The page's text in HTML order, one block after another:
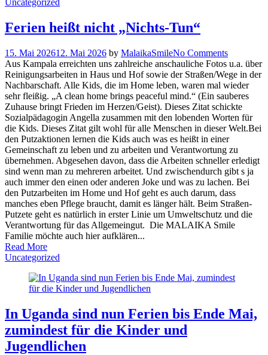
Uncategorized
Ferien heißt nicht „Nichts-Tun“
15. Mai 202612. Mai 2026 by MalaikaSmileNo Comments
Aus Kampala erreichten uns zahlreiche anschauliche Fotos u.a. über
Reinigungsarbeiten in Haus und Hof sowie der Straßen/Wege in der
Nachbarschaft. Alle Kids, die im Home leben, waren mal wieder
sehr fleißig. „A clean home brings peaceful mind.“ (Ein sauberes
Zuhause bringt Frieden im Herzen/Geist). Dieses Zitat schickte
Sozialpädagogin Angella zusammen mit den lobenden Worten für
die Kids. Dieses Zitat gilt wohl für alle Menschen in dieser Welt.Bei
den Putzaktionen lernen die Kids auch was es heißt in einer
Gemeinschaft zu leben und zu arbeiten und Verantwortung zu
übernehmen. Abgesehen davon, dass die Arbeiten schneller erledigt
sind wenn man zu mehreren arbeitet. Und zwischendurch gibt s ja
auch immer den einen oder anderen Joke und was zu lachen. Bei
den Putzarbeiten im Home und Hof geht es auch darum, dass
manches eben Pflege braucht, damit es länger hält. Beim Straßen-
Putzete geht es natürlich in erster Linie um Umweltschutz und die
Verantwortung für das Allgemeingut. Die MALAIKA Smile
Familie möchte auch hier aufklären...
Read More
Uncategorized
In Uganda sind nun Ferien bis Ende Mai,
zumindest für die Kinder und
Jugendlichen